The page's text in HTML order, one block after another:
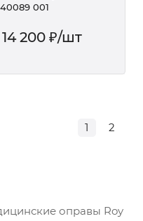
40089 001
14 200₽/шт
1 2
оправы Roy